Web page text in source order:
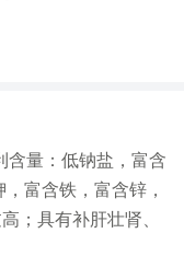
含量：低钠盐，富含
富含铁，富含锌，
；具有补肝壮肾、